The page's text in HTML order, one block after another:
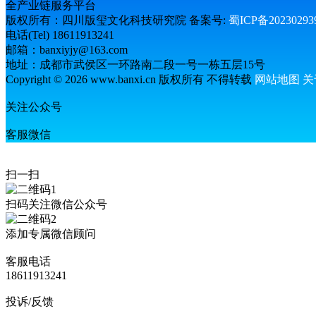
全产业链服务平台
版权所有：四川版玺文化科技研究院 备案号: 蜀ICP备
电话(Tel) 18611913241
邮箱：banxiyjy@163.com
地址：成都市武侯区一环路南二段一号一栋五层15号
Copyright © 2026 www.banxi.cn 版权所有 不得转载 网站地图
关注公众号
客服微信
扫一扫
扫码关注微信公众号
添加专属微信顾问
客服电话
18611913241
投诉/反馈